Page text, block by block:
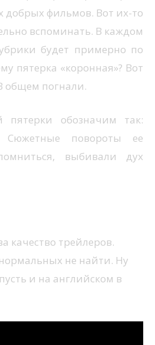
добрых фильмов. Вот их-то
вспоминать. В каждом
будет примерно по
пятерка «коронная»? Вот
общем погнали.
пятерки обозначим так:
повороты ее
выбивали дух
качество трейлеров.
не найти. Ну
и на английском в